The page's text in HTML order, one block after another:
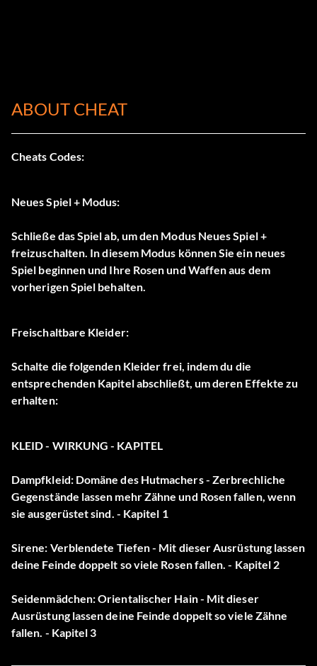
ABOUT CHEAT
Cheats Codes:
Neues Spiel + Modus:
Schließe das Spiel ab, um den Modus Neues Spiel +
freizuschalten. In diesem Modus können Sie ein neues
Spiel beginnen und Ihre Rosen und Waffen aus dem
vorherigen Spiel behalten.
Freischaltbare Kleider:
Schalte die folgenden Kleider frei, indem du die
entsprechenden Kapitel abschließt, um deren Effekte zu
erhalten:
KLEID - WIRKUNG - KAPITEL
Dampfkleid: Domäne des Hutmachers - Zerbrechliche
Gegenstände lassen mehr Zähne und Rosen fallen, wenn
sie ausgerüstet sind. - Kapitel 1
Sirene: Verblendete Tiefen - Mit dieser Ausrüstung lassen
deine Feinde doppelt so viele Rosen fallen. - Kapitel 2
Seidenmädchen: Orientalischer Hain - Mit dieser
Ausrüstung lassen deine Feinde doppelt so viele Zähne
fallen. - Kapitel 3